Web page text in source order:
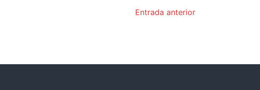
Entrada anterior